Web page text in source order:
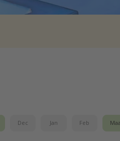
Dec Jan Feb Maa